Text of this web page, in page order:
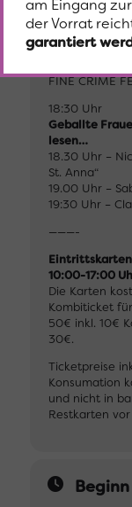
entgehen!
18:00 Uhr
Büchertisch
FINE CRIME
18:30 Uhr
Geballte
lesen…
18.30 Uhr –
St. Anna“
19.00 Uhr –
19:30 Uhr –
———-
Eintrittskarten
10:00-17:00
Die Karten
Kombiticket
50€ inkl. 10€
30€.
Ticketpreise
Konsumation
und nicht in
Restkarten
Beginn
am Eingang
der Vorrat
garantiert